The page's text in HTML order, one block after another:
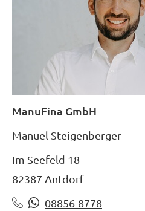
ManuFina GmbH
Manuel Steigenberger
Im Seefeld 18
82387 Antdorf
08856-8778